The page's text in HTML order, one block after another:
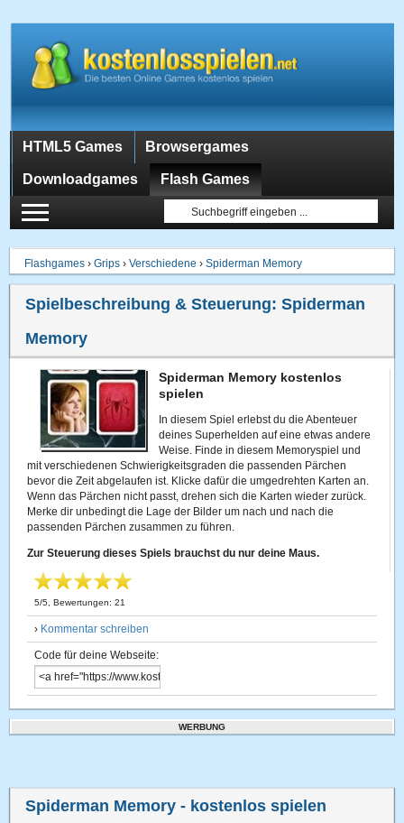
HTML5 Games Browsergames
Downloadgames Flash Games
Flashgames ›Grips ›Verschiedene ›Spiderman Memory
Spielbeschreibung & Steuerung:Spiderman
Memory
Spiderman Memory kostenlos
spielen
In diesem Spiel erlebst du die Abenteuer
deines Superhelden auf eine etwas andere
Weise. Finde in diesem Memoryspiel und
mit verschiedenen Schwierigkeitsgraden die passenden Pärchen
bevor die Zeit abgelaufen ist. Klicke dafür die umgedrehten Karten an.
Wenn das Pärchen nicht passt, drehen sich die Karten wieder zurück.
Merke dir unbedingt die Lage der Bilder um nach und nach die
passenden Pärchen zusammen zu führen.
Zur Steuerung dieses Spiels brauchst du nur deine Maus.
5/5 , Bewertungen:21
› Kommentar schreiben
Code für deine Webseite:
WERBUNG
Spiderman Memory - kostenlos spielen